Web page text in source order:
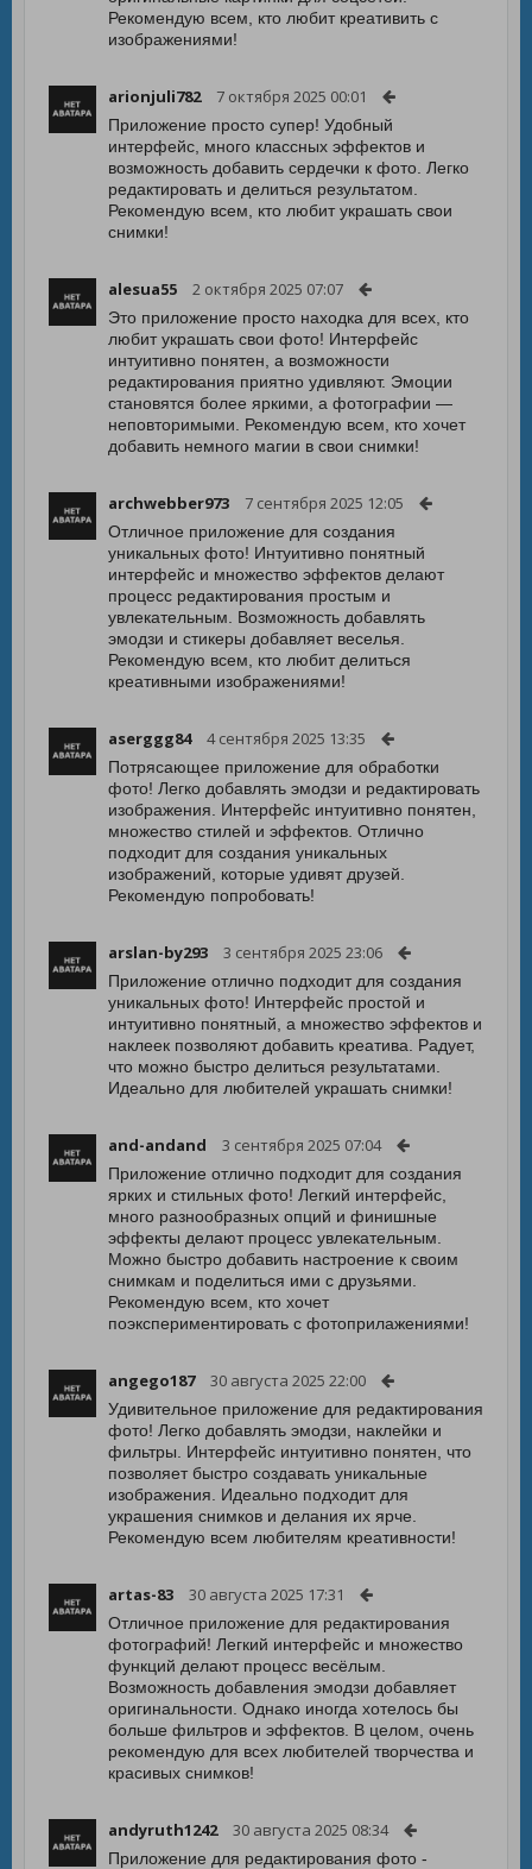
Рекомендую всем, кто любит креативить с
изображениями!
arionjuli782 7 октября 2025 00:01
Приложение просто супер! Удобный
интерфейс, много классных эффектов и
возможность добавить сердечки к фото. Легко
редактировать и делиться результатом.
Рекомендую всем, кто любит украшать свои
снимки!
alesua55 2 октября 2025 07:07
Это приложение просто находка для всех, кто
любит украшать свои фото! Интерфейс
интуитивно понятен, а возможности
редактирования приятно удивляют. Эмоции
становятся более яркими, а фотографии —
неповторимыми. Рекомендую всем, кто хочет
добавить немного магии в свои снимки!
archwebber973 7 сентября 2025 12:05
Отличное приложение для создания
уникальных фото! Интуитивно понятный
интерфейс и множество эффектов делают
процесс редактирования простым и
увлекательным. Возможность добавлять
эмодзи и стикеры добавляет веселья.
Рекомендую всем, кто любит делиться
креативными изображениями!
aserggg84 4 сентября 2025 13:35
Потрясающее приложение для обработки
фото! Легко добавлять эмодзи и редактировать
изображения. Интерфейс интуитивно понятен,
множество стилей и эффектов. Отлично
подходит для создания уникальных
изображений, которые удивят друзей.
Рекомендую попробовать!
arslan-by293 3 сентября 2025 23:06
Приложение отлично подходит для создания
уникальных фото! Интерфейс простой и
интуитивно понятный, а множество эффектов и
наклеек позволяют добавить креатива. Радует,
что можно быстро делиться результатами.
Идеально для любителей украшать снимки!
and-andand 3 сентября 2025 07:04
Приложение отлично подходит для создания
ярких и стильных фото! Легкий интерфейс,
много разнообразных опций и финишные
эффекты делают процесс увлекательным.
Можно быстро добавить настроение к своим
снимкам и поделиться ими с друзьями.
Рекомендую всем, кто хочет
поэкспериментировать с фотоприлажениями!
angego187 30 августа 2025 22:00
Удивительное приложение для редактирования
фото! Легко добавлять эмодзи, наклейки и
фильтры. Интерфейс интуитивно понятен, что
позволяет быстро создавать уникальные
изображения. Идеально подходит для
украшения снимков и делания их ярче.
Рекомендую всем любителям креативности!
artas-83 30 августа 2025 17:31
Отличное приложение для редактирования
фотографий! Легкий интерфейс и множество
функций делают процесс весёлым.
Возможность добавления эмодзи добавляет
оригинальности. Однако иногда хотелось бы
больше фильтров и эффектов. В целом, очень
рекомендую для всех любителей творчества и
красивых снимков!
andyruth1242 30 августа 2025 08:34
Приложение для редактирования фото -